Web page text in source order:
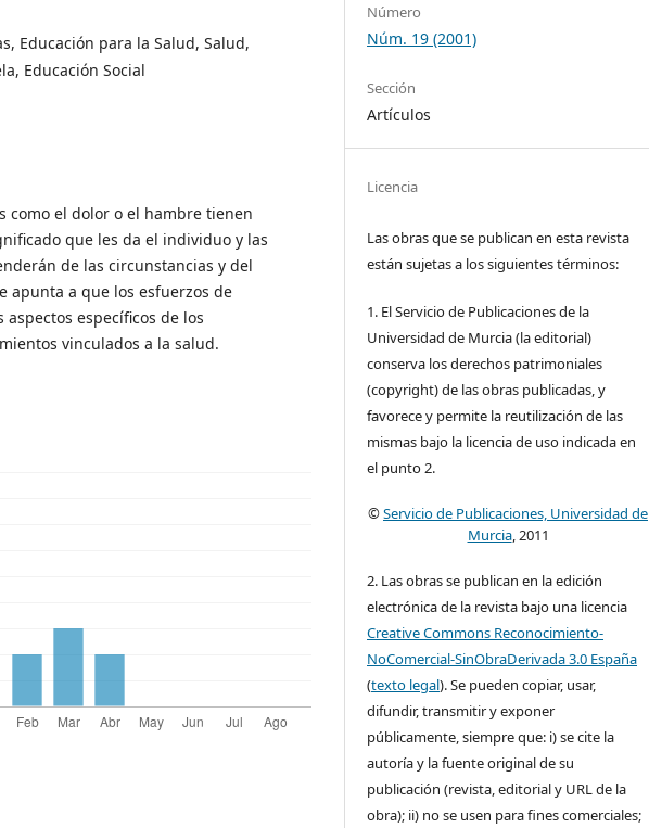
Educación para la Salud, Salud,
Educación Social
como el dolor o el hambre tienen
que les da el individuo y las
de las circunstancias y del
apunta a que los esfuerzos de
específicos de los
vinculados a la salud.
Número
Núm. 19 (2001)
Sección
Artículos
Licencia
Las obras que se publican en esta revista
están sujetas a los siguientes términos:
1. El Servicio de Publicaciones de la
Universidad de Murcia (la editorial)
conserva los derechos patrimoniales
(copyright) de las obras publicadas, y
favorece y permite la reutilización de las
mismas bajo la licencia de uso indicada en
el punto 2.
©Servicio de Publicaciones, Universidad de
Murcia, 2011
2. Las obras se publican en la edición
electrónica de la revista bajo una licencia
Creative Commons Reconocimiento-
NoComercial-SinObraDerivada 3.0 España
(texto legal). Se pueden copiar, usar,
difundir, transmitir y exponer
públicamente, siempre que: i) se cite la
autoría y la fuente original de su
publicación (revista, editorial y URL de la
obra); ii) no se usen para fines comerciales;